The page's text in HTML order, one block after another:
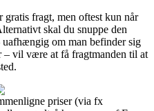
gratis fragt, men oftest kun når
skal du snuppe den
om man befinder sig
vil være at få fragtmanden til at
priser (via fx